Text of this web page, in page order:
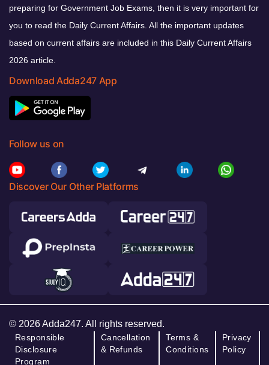
preparing for Government Job Exams, then it is very important for
you to read the Daily Current Affairs. All the important updates
based on current affairs are included in this Daily Current Affairs
2026 article.
Download Adda247 App
Follow us on
Discover Our Other Platforms
© 2026 Adda247. All rights reserved.
Responsible
Disclosure
Program
Cancellation
& Refunds
Terms &
Conditions
Privacy
Policy